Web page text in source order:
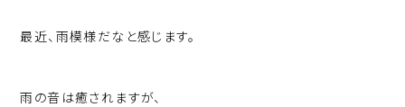
最近、雨模様だなと感じます。
雨の音は癒されますが、